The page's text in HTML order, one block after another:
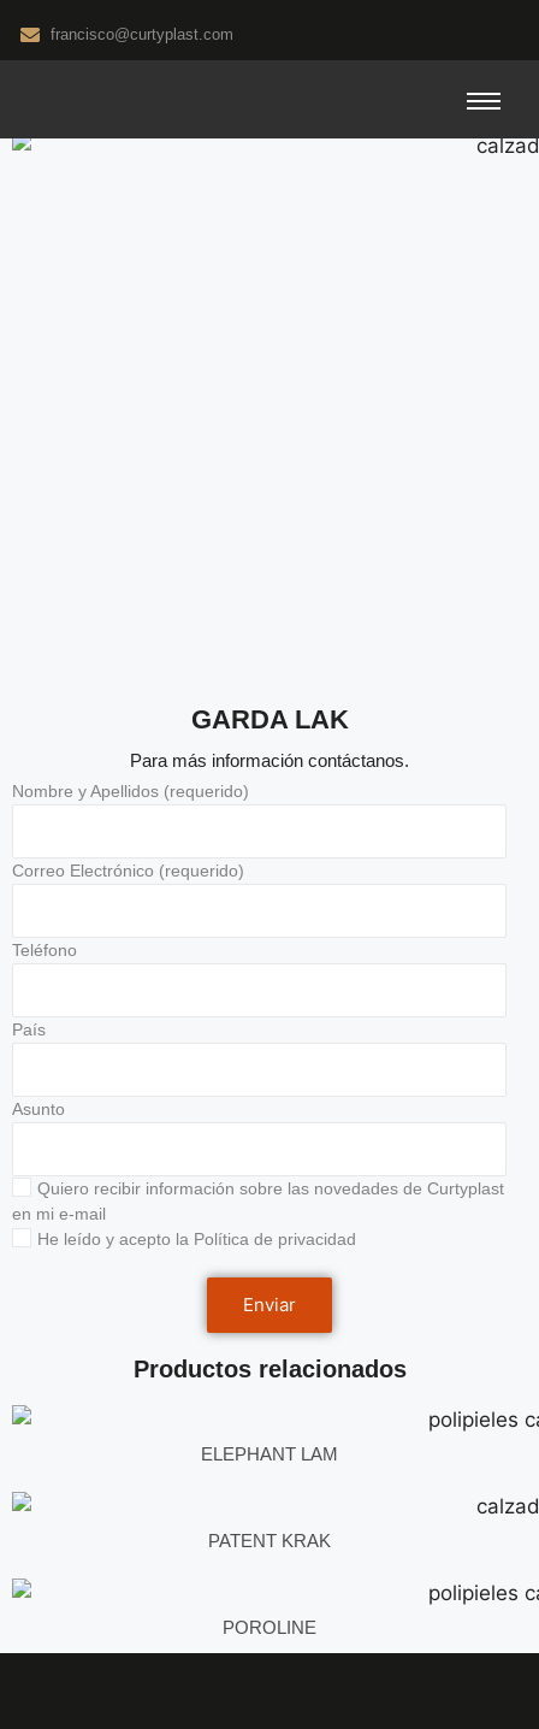
francisco@curtyplast.com
GARDA LAK
Para más información contáctanos.
Nombre y Apellidos (requerido)
Correo Electrónico (requerido)
Teléfono
País
Asunto
Quiero recibir información sobre las novedades de Curtyplast
en mi e-mail
He leído y acepto la Política de privacidad
Productos relacionados
ELEPHANT LAM
PATENT KRAK
POROLINE